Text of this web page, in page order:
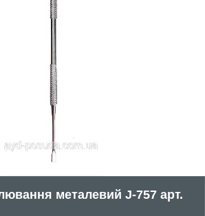
металевий J-757 арт.